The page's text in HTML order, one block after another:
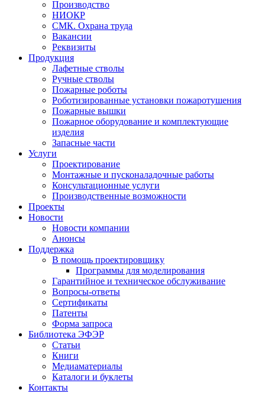
Производство
НИОКР
СМК. Охрана труда
Вакансии
Реквизиты
Продукция
Лафетные стволы
Ручные стволы
Пожарные роботы
Роботизированные установки пожаротушения
Пожарные вышки
Пожарное оборудование и комплектующие
изделия
Запасные части
Услуги
Проектирование
Монтажные и пусконаладочные работы
Консультационные услуги
Производственные возможности
Проекты
Новости
Новости компании
Анонсы
Поддержка
В помощь проектировщику
Программы для моделирования
Гарантийное и техническое обслуживание
Вопросы-ответы
Сертификаты
Патенты
Форма запроса
Библиотека ЭФЭР
Статьи
Книги
Медиаматериалы
Каталоги и буклеты
Контакты